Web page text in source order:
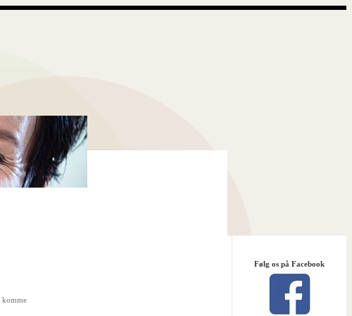
komme
Følg os på Facebook